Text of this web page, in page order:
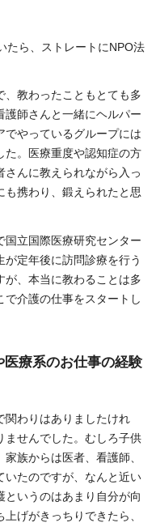
ら、ストレートにNPO法
教わったこともとても多
護師さんと一緒にヘルパー
でやっているグループには
た。医療重度や認知症の方
んに教えられながら入っ
も携わり、鍛えられたと思
立国際医療研究センター
定年後に訪問診療を行う
が、本当に教わることは多
介護の仕事をスタートし
療系のお仕事の経験
わりはありましたけれ
ませんでした。むしろ子供
族からは医者、看護師、
いたのですが、なんと近い
いうのはあまり自分が向
げがきっちりできたら、